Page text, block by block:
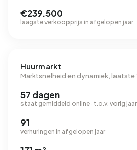
€239.500
laagste verkoopprijs in afgelopen jaar
Huurmarkt
Marktsnelheid en dynamiek, laatste
57 dagen
staat gemiddeld online · t.o.v. vorig jaar
91
verhuringen in afgelopen jaar